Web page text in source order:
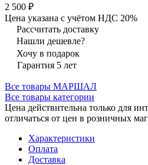
2 500 ₽
Цена указана с учётом НДС 20%
Рассчитать доставку
Нашли дешевле?
Хочу в подарок
Гарантия 5 лет
Все товары МАРШАЛ
Все товары категории
Цена действительна только для
отличаться от цен в розничных
Характеристики
Оплата
Доставка